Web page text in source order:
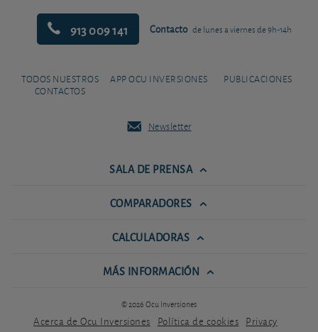
913 009 141 Contacto de lunes a viernes de 9h-14h
TODOS NUESTROS
CONTACTOS
APP OCU INVERSIONES PUBLICACIONES
Newsletter
SALA DE PRENSA
COMPARADORES
CALCULADORAS
MÁS INFORMACIÓN
© 2026 Ocu Inversiones
Acerca de Ocu Inversiones Política de cookies Privacy